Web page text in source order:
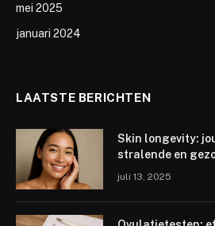
mei 2025
januari 2024
LAATSTE BERICHTEN
Skin longevity:
stralende en
juli 13, 2025